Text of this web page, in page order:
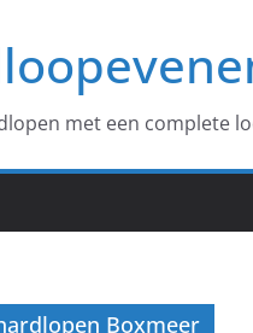
met een complete
Boxmeer